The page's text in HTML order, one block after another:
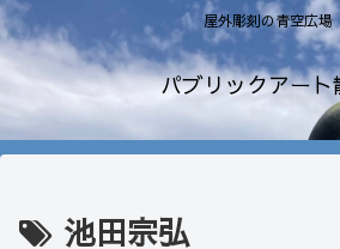
屋外彫刻の青空広場
パブリックアート
池田宗弘